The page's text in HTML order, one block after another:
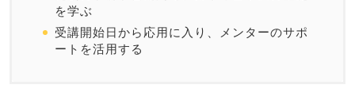
を学ぶ
受講開始日から応用に入り、メンターのサポ
ートを活用する